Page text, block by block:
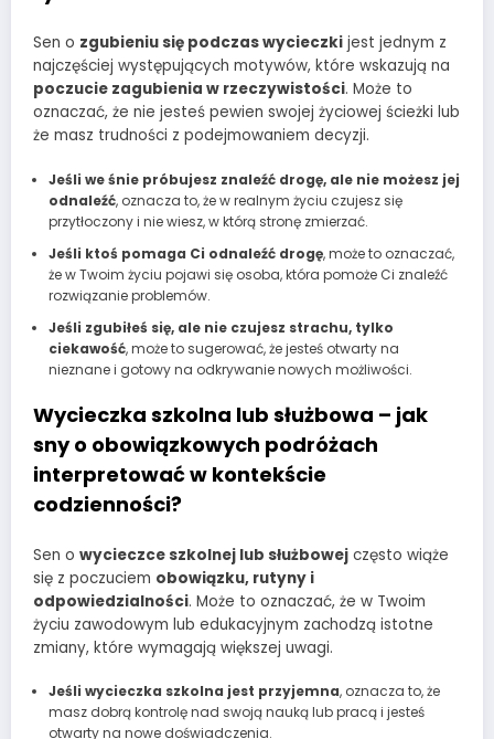
Sen o zgubieniu się podczas wycieczki jest jednym z
najczęściej występujących motywów, które wskazują na
poczucie zagubienia w rzeczywistości. Może to
oznaczać, że nie jesteś pewien swojej życiowej ścieżki lub
że masz trudności z podejmowaniem decyzji.
Jeśli we śnie próbujesz znaleźć drogę, ale nie możesz jej
odnaleźć, oznacza to, że w realnym życiu czujesz się
przytłoczony i nie wiesz, w którą stronę zmierzać.
Jeśli ktoś pomaga Ci odnaleźć drogę, może to oznaczać,
że w Twoim życiu pojawi się osoba, która pomoże Ci znaleźć
rozwiązanie problemów.
Jeśli zgubiłeś się, ale nie czujesz strachu, tylko
ciekawość, może to sugerować, że jesteś otwarty na
nieznane i gotowy na odkrywanie nowych możliwości.
Wycieczka szkolna lub służbowa – jak
sny o obowiązkowych podróżach
interpretować w kontekście
codzienności?
Sen o wycieczce szkolnej lub służbowej często wiąże
się z poczuciem obowiązku, rutyny i
odpowiedzialności. Może to oznaczać, że w Twoim
życiu zawodowym lub edukacyjnym zachodzą istotne
zmiany, które wymagają większej uwagi.
Jeśli wycieczka szkolna jest przyjemna, oznacza to, że
masz dobrą kontrolę nad swoją nauką lub pracą i jesteś
otwarty na nowe doświadczenia.